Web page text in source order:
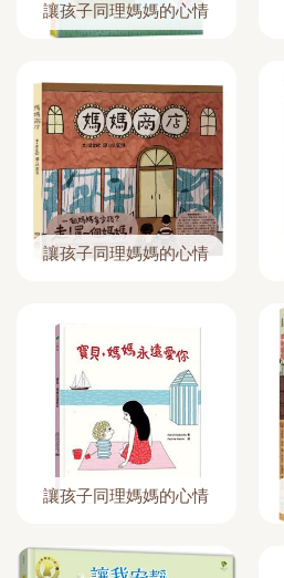
讓孩子同理媽媽的心情
讓孩子同理媽媽的心情
讓孩子同理媽媽的心情